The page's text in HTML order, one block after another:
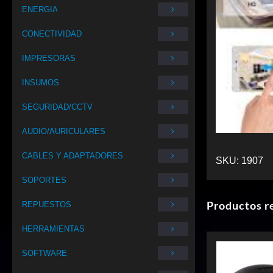
ENERGIA
CONECTIVIDAD
IMPRESORAS
INSUMOS
SEGURIDAD/CCTV
AUDIO/AURICULARES
CABLES Y ADAPTADORES
SOPORTES
REPUESTOS
HERRAMIENTAS
SOFTWARE
SKU: 1907
Productos